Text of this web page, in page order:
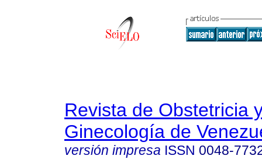
Revista de Obstetricia
Ginecología de
versión impresa ISSN 0048-